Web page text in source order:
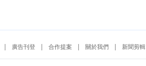
| 廣告刊登 | 合作提案 | 關於我們 | 新聞剪輯